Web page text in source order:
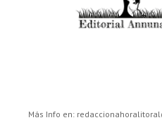
Más Info en: